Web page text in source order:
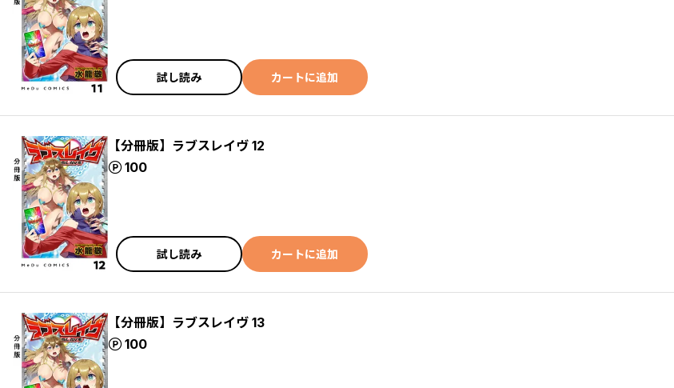
試し読み カートに追加
【分冊版】ラブスレイヴ 12
100
ポイント
試し読み カートに追加
【分冊版】ラブスレイヴ 13
100
ポイント